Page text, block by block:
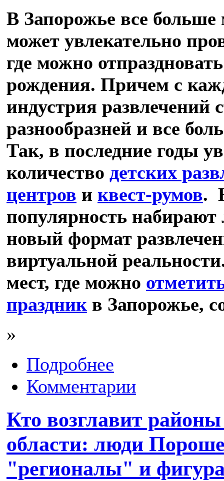
В Запорожье все больше
может увлекательно
где можно
рождения. Причем с
индустрия развлечений
разнообразней и все
Так, в последние годы
количество детских
центров и квест-румов.
популярность набирают
новый формат
виртуальной
мест, где можно
праздник в Запорожье,
»
Подробнее
Комментарии
Кто возглавит
области: люди
"регионалы" и